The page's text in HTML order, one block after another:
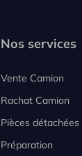
Nos services
Vente Camion
Rachat Camion
Pièces détachées
Préparation